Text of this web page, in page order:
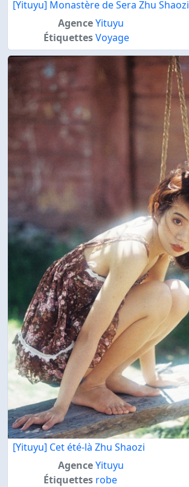
[Yituyu] Monastère de Sera Zhu Shaozi
AgenceYituyu
ÉtiquettesVoyage
[Yituyu] Cet été-là Zhu Shaozi
AgenceYituyu
Étiquettes robe